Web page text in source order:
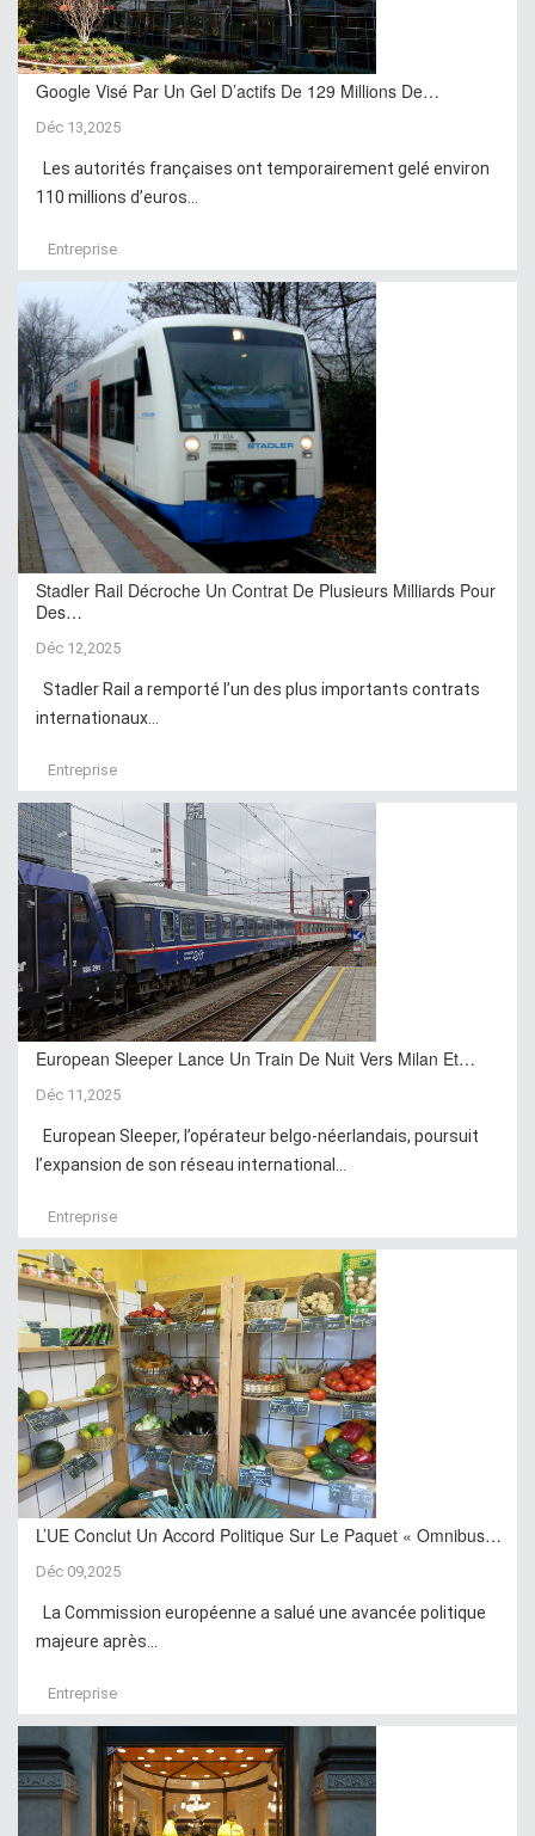
Google Visé Par Un Gel D’actifs De 129 Millions De…
Déc 13,2025
Les autorités françaises ont temporairement gelé environ
110 millions d’euros...
Entreprise
Stadler Rail Décroche Un Contrat De Plusieurs Milliards Pour
Des…
Déc 12,2025
Stadler Rail a remporté l’un des plus importants contrats
internationaux...
Entreprise
European Sleeper Lance Un Train De Nuit Vers Milan Et…
Déc 11,2025
European Sleeper, l’opérateur belgo-néerlandais, poursuit
l’expansion de son réseau international...
Entreprise
L’UE Conclut Un Accord Politique Sur Le Paquet « Omnibus…
Déc 09,2025
La Commission européenne a salué une avancée politique
majeure après...
Entreprise